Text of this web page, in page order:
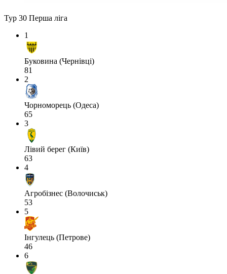
Тур 30 Перша ліга
1
Буковина (Чернівці)
81
2
Чорноморець (Одеса)
65
3
Лівий берег (Київ)
63
4
Агробізнес (Волочиськ)
53
5
Інгулець (Петрове)
46
6